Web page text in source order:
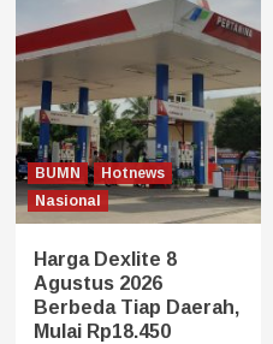
BUMN
Hotnews
Nasional
Harga Dexlite 8
Agustus 2026
Berbeda Tiap Daerah,
Mulai Rp18.450